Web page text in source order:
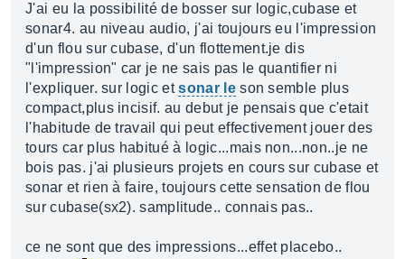
J'ai eu la possibilité de bosser sur logic,cubase et
sonar4. au niveau audio, j'ai toujours eu l'impression
d'un flou sur cubase, d'un flottement.je dis
"l'impression" car je ne sais pas le quantifier ni
l'expliquer. sur logic etsonar leson semble plus
compact,plus incisif. au debut je pensais que c'etait
l'habitude de travail qui peut effectivement jouer des
tours car plus habitué à logic...mais non...non..je ne
bois pas. j'ai plusieurs projets en cours sur cubase et
sonar et rien à faire, toujours cette sensation de flou
sur cubase(sx2). samplitude.. connais pas..
ce ne sont que des impressions...effet placebo..